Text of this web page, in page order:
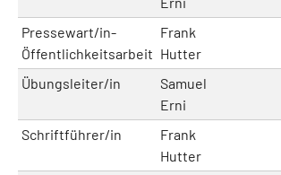
Pressewart/in-
Öffentlichkeitsarbeit
Frank
Hutter
Übungsleiter/in
Samuel
Erni
Schriftführer/in
Frank
Hutter